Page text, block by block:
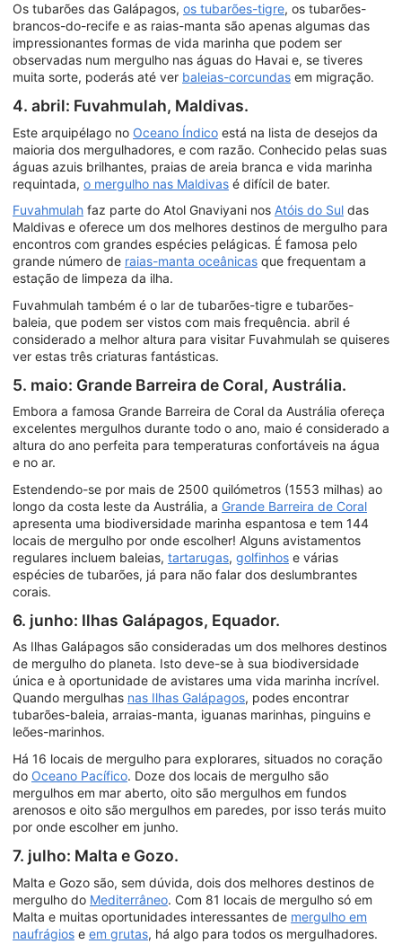
Os tubarões das Galápagos, os tubarões-tigre, os tubarões-
brancos-do-recife e as raias-manta são apenas algumas das
impressionantes formas de vida marinha que podem ser
observadas num mergulho nas águas do Havai e, se tiveres
muita sorte, poderás até ver baleias-corcundas em migração.
4. abril: Fuvahmulah, Maldivas.
Este arquipélago no Oceano Índico está na lista de desejos da
maioria dos mergulhadores, e com razão. Conhecido pelas suas
águas azuis brilhantes, praias de areia branca e vida marinha
requintada, o mergulho nas Maldivas é difícil de bater.
Fuvahmulah faz parte do Atol Gnaviyani nos Atóis do Sul das
Maldivas e oferece um dos melhores destinos de mergulho para
encontros com grandes espécies pelágicas. É famosa pelo
grande número de raias-manta oceânicas que frequentam a
estação de limpeza da ilha.
Fuvahmulah também é o lar de tubarões-tigre e tubarões-
baleia, que podem ser vistos com mais frequência. abril é
considerado a melhor altura para visitar Fuvahmulah se quiseres
ver estas três criaturas fantásticas.
5. maio: Grande Barreira de Coral, Austrália.
Embora a famosa Grande Barreira de Coral da Austrália ofereça
excelentes mergulhos durante todo o ano, maio é considerado a
altura do ano perfeita para temperaturas confortáveis na água
e no ar.
Estendendo-se por mais de 2500 quilómetros (1553 milhas) ao
longo da costa leste da Austrália, a Grande Barreira de Coral
apresenta uma biodiversidade marinha espantosa e tem 144
locais de mergulho por onde escolher! Alguns avistamentos
regulares incluem baleias, tartarugas, golfinhos e várias
espécies de tubarões, já para não falar dos deslumbrantes
corais.
6. junho: Ilhas Galápagos, Equador.
As Ilhas Galápagos são consideradas um dos melhores destinos
de mergulho do planeta. Isto deve-se à sua biodiversidade
única e à oportunidade de avistares uma vida marinha incrível.
Quando mergulhas nas Ilhas Galápagos, podes encontrar
tubarões-baleia, arraias-manta, iguanas marinhas, pinguins e
leões-marinhos.
Há 16 locais de mergulho para explorares, situados no coração
do Oceano Pacífico. Doze dos locais de mergulho são
mergulhos em mar aberto, oito são mergulhos em fundos
arenosos e oito são mergulhos em paredes, por isso terás muito
por onde escolher em junho.
7. julho: Malta e Gozo.
Malta e Gozo são, sem dúvida, dois dos melhores destinos de
mergulho do Mediterrâneo. Com 81 locais de mergulho só em
Malta e muitas oportunidades interessantes de mergulho em
naufrágios e em grutas, há algo para todos os mergulhadores.